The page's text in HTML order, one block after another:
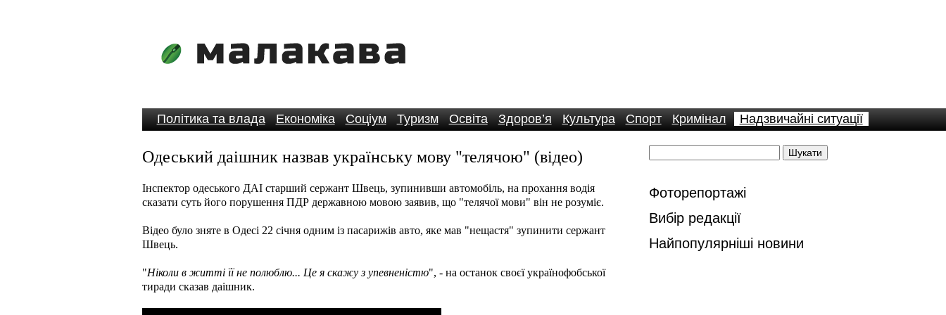
Політика та влада Економіка Соціум Туризм Освіта Здоров’я Культура Спорт Кримінал Надзвичайні ситуації
Одеський даішник назвав українську мову "телячою" (відео)
Інспектор одеського ДАІ старший сержант Швець, зупинивши автомобіль, на прохання водія
сказати суть його порушення ПДР державною мовою заявив, що "телячої мови" він не розуміє.
Відео було зняте в Одесі 22 січня одним із пасарижів авто, яке мав "нещастя" зупинити сержант
Швець.
"Ніколи в житті її не полюблю... Це я скажу з упевненістю", - на останок своєї українофобської
тиради сказав даішник.
Фоторепортажі
Вибір редакції
Найпопулярніші новини